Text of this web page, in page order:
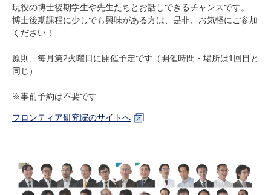
アクセス
キャンパスマップ お問い合わせ English 資料請求
現役の博士後期学生や先生たちとお話しできるチャンスです。
博士後期課程に少しでも興味がある方は、是非、お気軽にご参加
ください！
原則、毎月第2火曜日に開催予定です（開催時間・場所は1回目と
同じ）
※事前予約は不要です
フロンティア研究院のサイトへ